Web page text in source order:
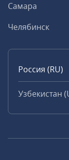
Самара
Челябинск
Россия (RU)
Узбекистан